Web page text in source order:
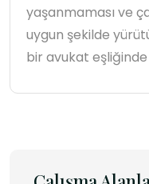
yaşanmaması ve
uygun şekilde
bir avukat